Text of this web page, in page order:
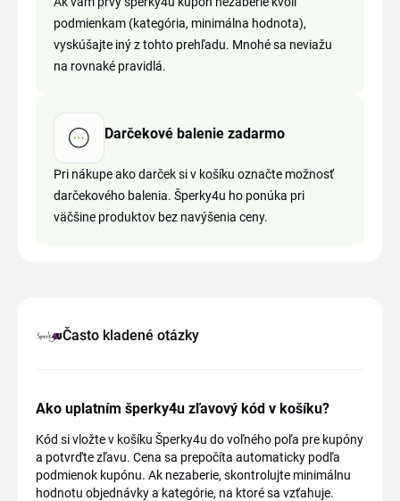
podmienkam (kategória, minimálna hodnota),
vyskúšajte iný z tohto prehľadu. Mnohé sa neviažu
na rovnaké pravidlá.
Darčekové balenie zadarmo
Pri nákupe ako darček si v košíku označte možnosť
darčekového balenia. Šperky4u ho ponúka pri
väčšine produktov bez navýšenia ceny.
Často kladené otázky
Ako uplatním šperky4u zľavový kód v košíku?
Kód si vložte v košíku Šperky4u do voľného poľa pre kupóny
a potvrďte zľavu. Cena sa prepočíta automaticky podľa
podmienok kupónu. Ak nezaberie, skontrolujte minimálnu
hodnotu objednávky a kategórie, na ktoré sa vzťahuje.